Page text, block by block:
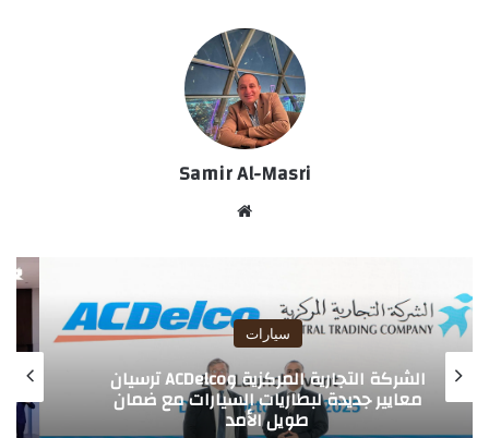
Samir Al-Masri
سيارات
iCAUR تطلق رؤيتها العالمية للسيارات
الكلاسيكية العصرية بداية حقبة جديدة في
عالم التنقّل الكهربائي